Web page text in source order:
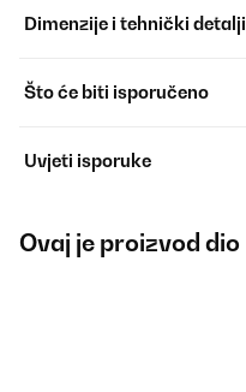
Dimenzije i tehnički detalji
Što će biti isporučeno
Uvjeti isporuke
Ovaj je proizvod dio